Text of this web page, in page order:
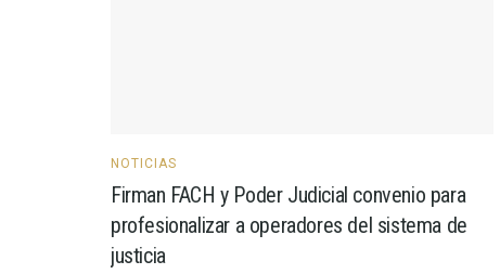
NOTICIAS
Firman FACH y Poder Judicial convenio para
profesionalizar a operadores del sistema de
justicia